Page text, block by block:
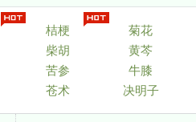
桔梗
菊花
柴胡
黄芩
苦参
牛膝
苍术 决明子